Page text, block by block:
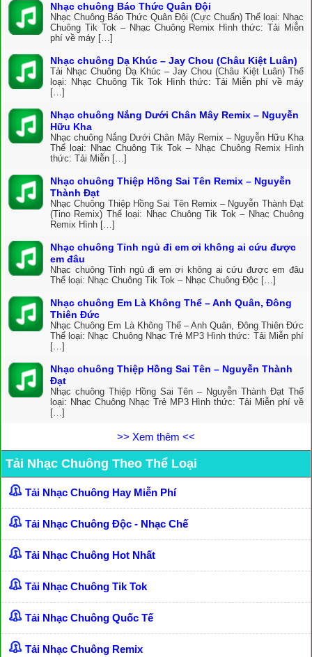
Nhạc chuông Báo Thức Quân Đội
Nhạc Chuông Báo Thức Quân Đội (Cực Chuẩn) Thể loại: Nhạc
Chuông Tik Tok – Nhạc Chuông Remix Hình thức: Tải Miễn
phí về máy […]
Nhạc chuông Dạ Khúc – Jay Chou (Châu Kiệt Luân)
Tải Nhạc Chuông Dạ Khúc – Jay Chou (Châu Kiệt Luân) Thể
loại: Nhạc Chuông Tik Tok Hình thức: Tải Miễn phí về máy
[…]
Nhạc chuông Nắng Dưới Chân Mây Remix – Nguyễn
Hữu Kha
Nhạc chuông Nắng Dưới Chân Mây Remix – Nguyễn Hữu Kha
Thể loại: Nhạc Chuông Tik Tok – Nhạc Chuông Remix Hình
thức: Tải Miễn […]
Nhạc chuông Thiệp Hồng Sai Tên Remix – Nguyễn
Thành Đạt
Nhạc Chuông Thiệp Hồng Sai Tên Remix – Nguyễn Thành Đạt
(Tino Remix) Thể loại: Nhạc Chuông Tik Tok – Nhạc Chuông
Remix Hình […]
Nhạc chuông Tỉnh ngủ đi em ơi không ai cứu được
em đâu
Nhạc chuông Tỉnh ngủ đi em ơi không ai cứu được em đâu
Thể loại: Nhạc Chuông Tik Tok – Nhạc Chuông Độc […]
Nhạc chuông Em Là Không Thể – Anh Quân, Đông
Thiên Đức
Nhạc Chuông Em Là Không Thể – Anh Quân, Đông Thiên Đức
Thể loại: Nhạc Chuông Nhạc Trẻ MP3 Hình thức: Tải Miễn phí
[…]
Nhạc chuông Thiệp Hồng Sai Tên – Nguyễn Thành
Đạt
Nhạc chuông Thiệp Hồng Sai Tên – Nguyễn Thành Đạt Thể
loại: Nhạc Chuông Nhạc Trẻ MP3 Hình thức: Tải Miễn phí về
[…]
>> Xem thêm <<
Tải Nhạc Chuông Theo Thể Loại
Tải Nhạc Chuông Hay Miễn Phí
Tải Nhạc Chuông Độc - Nhạc Chế
Tải Nhạc Chuông Hot Nhất
Tải Nhạc Chuông Tik Tok
Tải Nhạc Chuông Quốc Tế
Tải Nhạc Chuông Remix